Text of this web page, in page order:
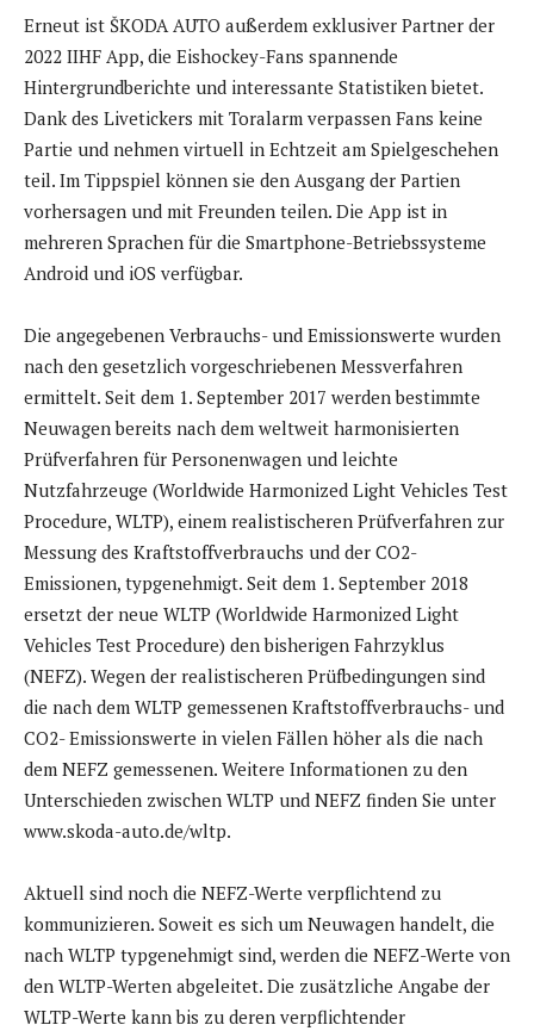
Erneut ist ŠKODA AUTO außerdem exklusiver Partner der
2022 IIHF App, die Eishockey-Fans spannende
Hintergrundberichte und interessante Statistiken bietet.
Dank des Livetickers mit Toralarm verpassen Fans keine
Partie und nehmen virtuell in Echtzeit am Spielgeschehen
teil. Im Tippspiel können sie den Ausgang der Partien
vorhersagen und mit Freunden teilen. Die App ist in
mehreren Sprachen für die Smartphone-Betriebssysteme
Android und iOS verfügbar.
Die angegebenen Verbrauchs- und Emissionswerte wurden
nach den gesetzlich vorgeschriebenen Messverfahren
ermittelt. Seit dem 1. September 2017 werden bestimmte
Neuwagen bereits nach dem weltweit harmonisierten
Prüfverfahren für Personenwagen und leichte
Nutzfahrzeuge (Worldwide Harmonized Light Vehicles Test
Procedure, WLTP), einem realistischeren Prüfverfahren zur
Messung des Kraftstoffverbrauchs und der CO2-
Emissionen, typgenehmigt. Seit dem 1. September 2018
ersetzt der neue WLTP (Worldwide Harmonized Light
Vehicles Test Procedure) den bisherigen Fahrzyklus
(NEFZ). Wegen der realistischeren Prüfbedingungen sind
die nach dem WLTP gemessenen Kraftstoffverbrauchs- und
CO2- Emissionswerte in vielen Fällen höher als die nach
dem NEFZ gemessenen. Weitere Informationen zu den
Unterschieden zwischen WLTP und NEFZ finden Sie unter
www.skoda-auto.de/wltp.
Aktuell sind noch die NEFZ-Werte verpflichtend zu
kommunizieren. Soweit es sich um Neuwagen handelt, die
nach WLTP typgenehmigt sind, werden die NEFZ-Werte von
den WLTP-Werten abgeleitet. Die zusätzliche Angabe der
WLTP-Werte kann bis zu deren verpflichtender